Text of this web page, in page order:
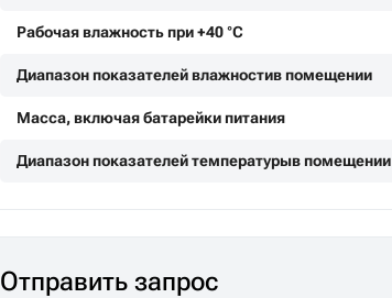
Рабочая влажность при +40 °С
Диапазон показателей влажностив помещении
Масса, включая батарейки питания
Диапазон показателей температурыв помещении
Отправить запрос